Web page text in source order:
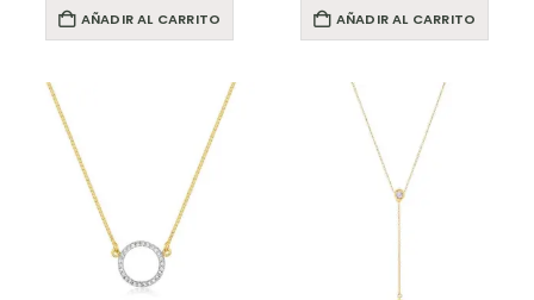
AÑADIR AL CARRITO AÑADIR AL CARRITO